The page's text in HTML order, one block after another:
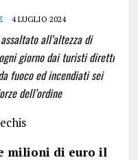
4 LUGLIO 2024
all’altezza di
giorno dai turisti diretti
fuoco ed incendiati sei
dell’ordine
milioni di euro il